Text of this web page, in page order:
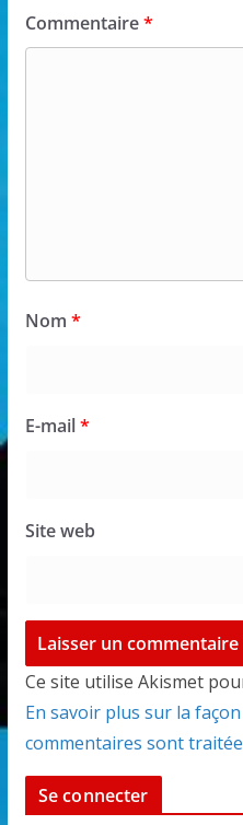
Commentaire*
Nom *
E-mail*
Site web
Ce site utilise Akismet
En savoir plus sur la
commentaires sont
Se connecter